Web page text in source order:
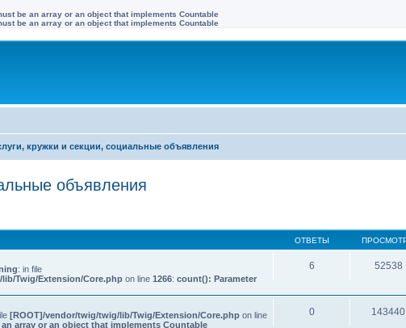
be an array or an object that implements Countable
be an array or an object that implements Countable
кружки и секции, социальные объявления
объявления
ОТВЕТЫ
: in file
Twig/Extension/Core.phpon line 1266: count(): Parameter
6 52538
[ROOT]/vendor/twig/twig/lib/Twig/Extension/Core.phpon line
array or an object that implements Countable
0 143440